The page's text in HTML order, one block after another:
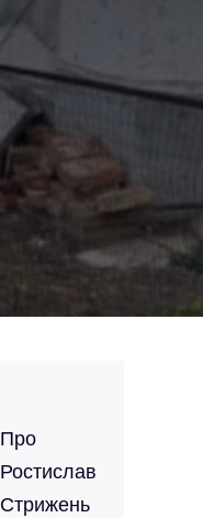
Про
Ростислав
Стрижень